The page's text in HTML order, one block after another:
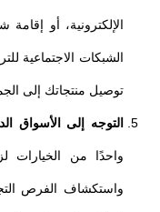
الإلكترونية، أو
الشبكات الاجتماعية
توصيل منتجاتك إلى
التوجه إلى الأسواق
واحدًا من الخيارات
واستكشاف الفرص